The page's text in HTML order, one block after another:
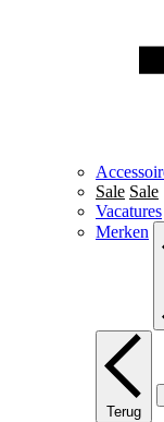
Sale Sale
Vacatures
Merken
Terug